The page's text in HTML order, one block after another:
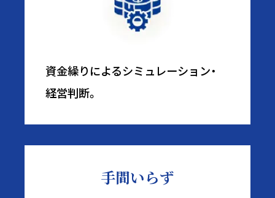
資金繰りによるシミュレーション・
経営判断。
手間いらず